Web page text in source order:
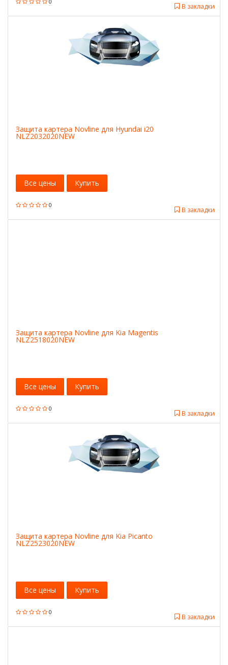
В закладки
Защита картера Novline для Hyundai i20
NLZ2032020NEW
0
В закладки
Все цены Купить
Защита картера Novline для Kia Magentis
NLZ2518020NEW
0
В закладки
Все цены Купить
Защита картера Novline для Kia Picanto
NLZ2523020NEW
0
В закладки
Все цены Купить